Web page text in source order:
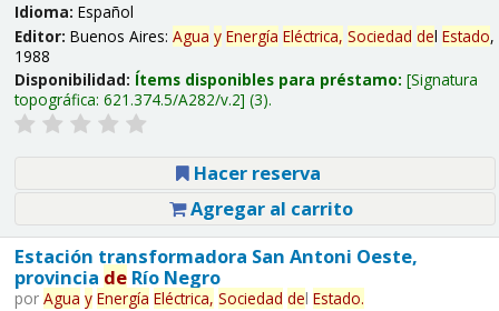
Idioma: Español
Editor: Buenos Aires: Agua y Energía Eléctrica, Sociedad del Estado,
1988
Disponibilidad: Ítems disponibles para préstamo: Signatura
topográfica: 621.374.5/A282/v.2 (3).
Hacer reserva
Agregar al carrito
Estación transformadora San Antoni Oeste,
provincia deRío Negro
por Agua y Energía Eléctrica, Sociedad del Estado.